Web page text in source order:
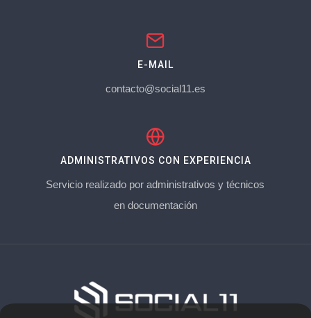
E-MAIL
contacto@social11.es
ADMINISTRATIVOS CON EXPERIENCIA
Servicio realizado por administrativos y técnicos
en documentación